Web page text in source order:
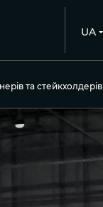
UA
та стейкхолдерів